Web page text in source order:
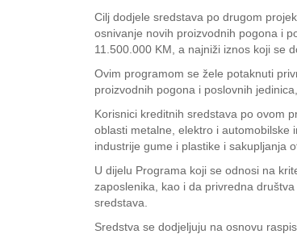
Cilj dodjele sredstava po drugom
osnivanje novih proizvodnih pogona i
11.500.000 KM, a najniži iznos koji se
Ovim programom se žele potaknuti
proizvodnih pogona i poslovnih
Korisnici kreditnih sredstava po ovom
oblasti metalne, elektro i automobilske
industrije gume i plastike i sakupljanja
U dijelu Programa koji se odnosi na
zaposlenika, kao i da privredna
sredstava.
Sredstva se dodjeljuju na osnovu